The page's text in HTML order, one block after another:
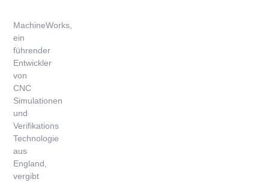
MachineWorks,
ein
führender
Entwickler
von
CNC
Simulationen
und
Verifikations
Technologie
aus
England,
vergibt